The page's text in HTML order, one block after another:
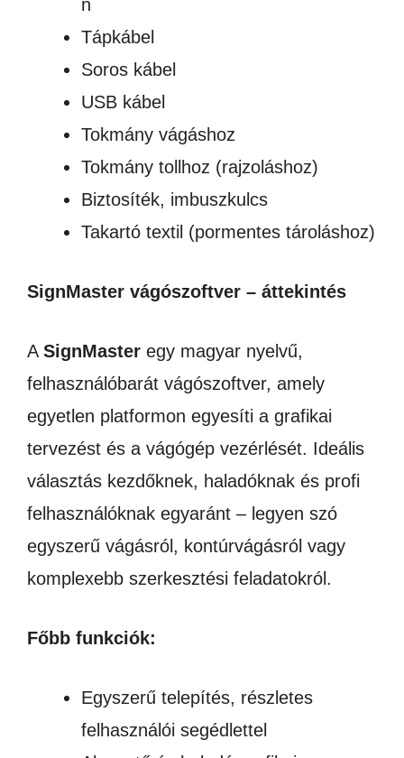
n
Tápkábel
Soros kábel
USB kábel
Tokmány vágáshoz
Tokmány tollhoz (rajzoláshoz)
Biztosíték, imbuszkulcs
Takartó textil (pormentes tároláshoz)
SignMaster vágószoftver – áttekintés
A SignMaster egy magyar nyelvű,
felhasználóbarát vágószoftver, amely
egyetlen platformon egyesíti a grafikai
tervezést és a vágógép vezérlését. Ideális
választás kezdőknek, haladóknak és profi
felhasználóknak egyaránt – legyen szó
egyszerű vágásról, kontúrvágásról vagy
komplexebb szerkesztési feladatokról.
Főbb funkciók:
Egyszerű telepítés, részletes
felhasználói segédlettel